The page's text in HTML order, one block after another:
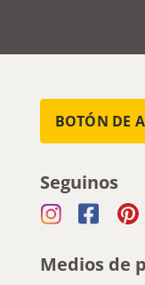
BOTÓN DE
Seguinos
Medios de